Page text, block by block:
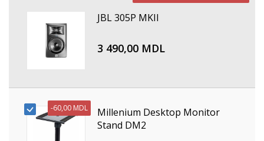
JBL 305P MKII
3 490,00 MDL
-60,00 MDL
Millenium Desktop Monitor
Stand DM2